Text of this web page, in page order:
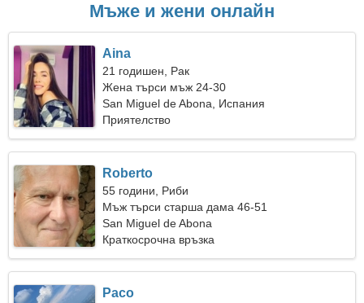
Мъже и жени онлайн
Aina
21 годишен, Рак
Жена търси мъж 24-30
San Miguel de Abona, Испания
Приятелство
Roberto
55 години, Риби
Мъж търси старша дама 46-51
San Miguel de Abona
Краткосрочна връзка
Paco